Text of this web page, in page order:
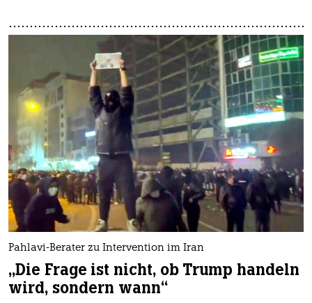
Pahlavi-Berater zu Intervention im Iran
„Die Frage ist nicht, ob Trump handeln
wird, sondern wann“